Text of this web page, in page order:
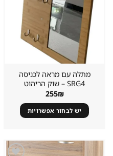
במועדפים
מתלה עם מראה לכניסה
SRG4 – שוק הריהוט
255₪
יש לבחור אפשרויות